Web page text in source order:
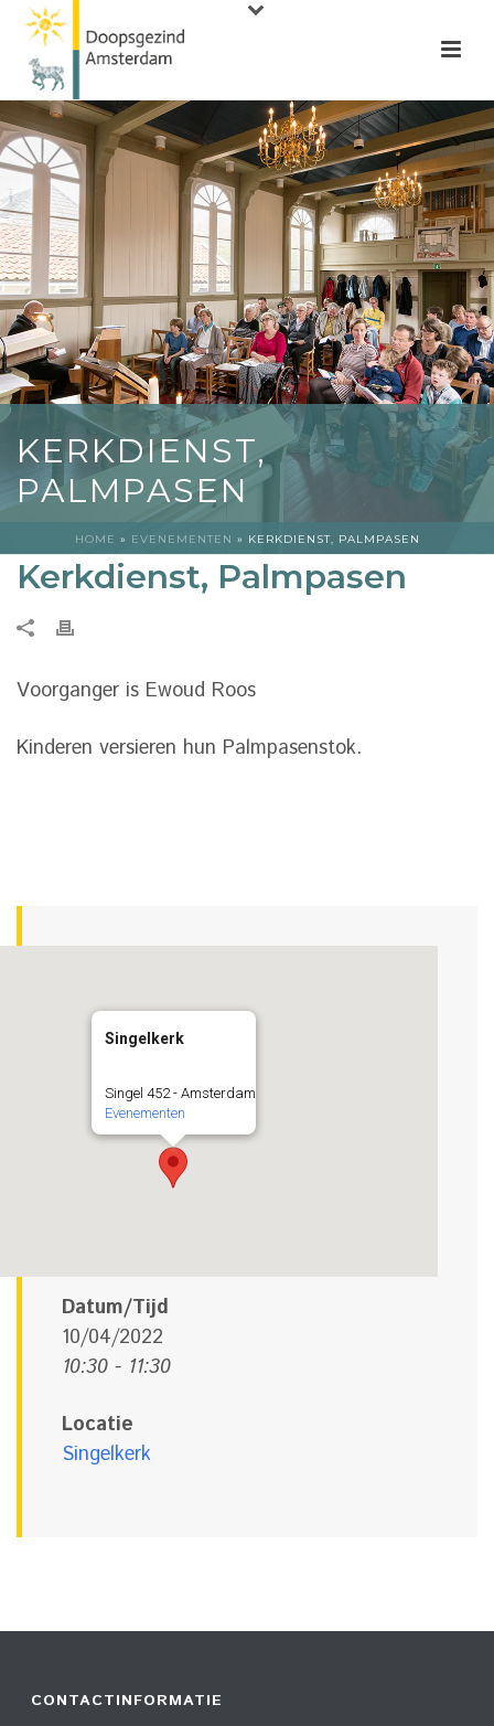
KERKDIENST,
PALMPASEN
HOME » EVENEMENTEN » KERKDIENST, PALMPASEN
Kerkdienst, Palmpasen
Voorganger is Ewoud Roos
Kinderen versieren hun Palmpasenstok.
Singelkerk
Singel 452 - Amsterdam
Evenementen
Datum/Tijd
10/04/2022
10:30 - 11:30
Locatie
Singelkerk
CONTACTINFORMATIE